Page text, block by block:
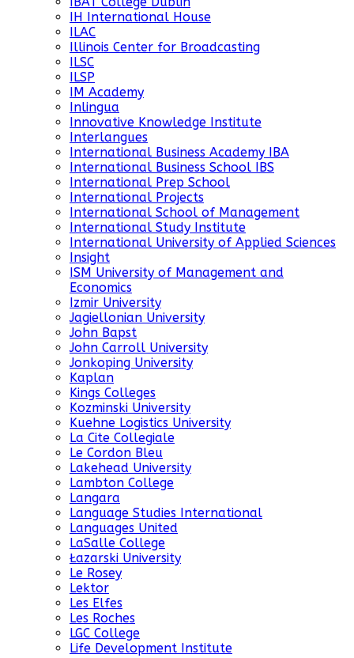
IH International House
ILAC
Illinois Center for Broadcasting
ILSC
ILSP
IM Academy
Inlingua
Innovative Knowledge Institute
Interlangues
International Business Academy IBA
International Business School IBS
International Prep School
International Projects
International School of Management
International Study Institute
International University of Applied Sciences
Insight
ISM University of Management and
Economics
Izmir University
Jagiellonian University
John Bapst
John Carroll University
Jonkoping University
Kaplan
Kings Colleges
Kozminski University
Kuehne Logistics University
La Cite Collegiale
Le Cordon Bleu
Lakehead University
Lambton College
Langara
Language Studies International
Languages United
LaSalle College
Łazarski University
Le Rosey
Lektor
Les Elfes
Les Roches
LGC College
Life Development Institute